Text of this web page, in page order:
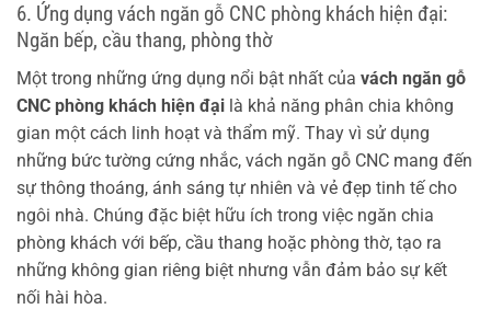
6. Ứng dụng vách ngăn gỗ CNC phòng khách hiện đại:
Ngăn bếp, cầu thang, phòng thờ
Một trong những ứng dụng nổi bật nhất của vách ngăn gỗ
CNC phòng khách hiện đại là khả năng phân chia không
gian một cách linh hoạt và thẩm mỹ. Thay vì sử dụng
những bức tường cứng nhắc, vách ngăn gỗ CNC mang đến
sự thông thoáng, ánh sáng tự nhiên và vẻ đẹp tinh tế cho
ngôi nhà. Chúng đặc biệt hữu ích trong việc ngăn chia
phòng khách với bếp, cầu thang hoặc phòng thờ, tạo ra
những không gian riêng biệt nhưng vẫn đảm bảo sự kết
nối hài hòa.